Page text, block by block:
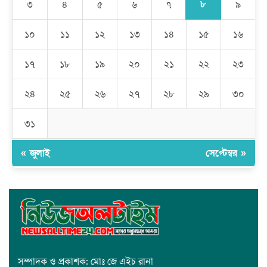
মেহেদীপুর গ্রামে ব্যতিক্রমী আয়োজন: একত্রে ঈদের জামাতে পুরো গ্রাম
রমজান উপলক্ষে সাভারে মানবাধিকার সংস্থার ইফতার
জাবাল-ই-নূর মডেল মাদ্রাসায় ১২তম বার্ষিক পুরস্কার বিতরণ ও বালিকা
৩ ৪ ৫ ৬ ৭ ৮ ৯
১০ ১১ ১২ ১৩ ১৪ ১৫ ১৬
১৭ ১৮ ১৯ ২০ ২১ ২২ ২৩
২৪ ২৫ ২৬ ২৭ ২৮ ২৯ ৩০
৩১
« জুলাই সেপ্টেম্বর »
সম্পাদক ও প্রকাশক: মোঃ জে এইচ রানা